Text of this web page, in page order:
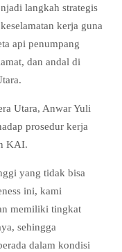
langkah strategis
kerja guna
api penumpang
dan andal di
Utara, Anwar Yuli
prosedur kerja
KAI.
yang tidak bisa
ini, kami
memiliki tingkat
sehingga
dalam kondisi